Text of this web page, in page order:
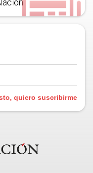
quiero suscribirme